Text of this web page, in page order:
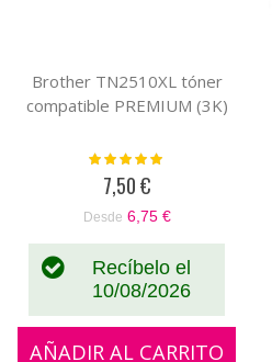
Brother TN2510XL tóner
compatible PREMIUM (3K)
Valoración:
7,50 €
Desde 6,75 €
Recíbelo el
10/08/2026
AÑADIR AL CARRITO